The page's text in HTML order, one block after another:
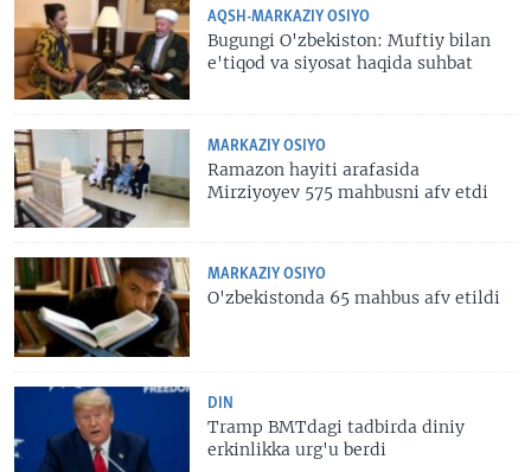
AQSH-MARKAZIY OSIYO
Bugungi O'zbekiston: Muftiy bilan
e'tiqod va siyosat haqida suhbat
MARKAZIY OSIYO
Ramazon hayiti arafasida
Mirziyoyev 575 mahbusni afv etdi
MARKAZIY OSIYO
O'zbekistonda 65 mahbus afv etildi
DIN
Tramp BMTdagi tadbirda diniy
erkinlikka urg'u berdi